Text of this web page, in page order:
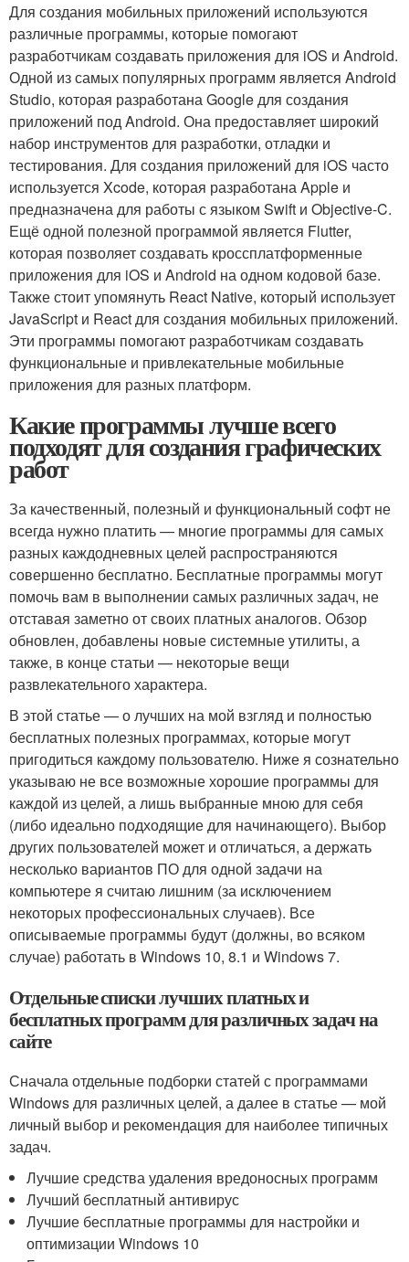
Для создания мобильных приложений используются
различные программы, которые помогают
разработчикам создавать приложения для iOS и Android.
Одной из самых популярных программ является Android
Studio, которая разработана Google для создания
приложений под Android. Она предоставляет широкий
набор инструментов для разработки, отладки и
тестирования. Для создания приложений для iOS часто
используется Xcode, которая разработана Apple и
предназначена для работы с языком Swift и Objective-C.
Ещё одной полезной программой является Flutter,
которая позволяет создавать кроссплатформенные
приложения для iOS и Android на одном кодовой базе.
Также стоит упомянуть React Native, который использует
JavaScript и React для создания мобильных приложений.
Эти программы помогают разработчикам создавать
функциональные и привлекательные мобильные
приложения для разных платформ.
Какие программы лучше всего
подходят для создания графических
работ
За качественный, полезный и функциональный софт не
всегда нужно платить — многие программы для самых
разных каждодневных целей распространяются
совершенно бесплатно. Бесплатные программы могут
помочь вам в выполнении самых различных задач, не
отставая заметно от своих платных аналогов. Обзор
обновлен, добавлены новые системные утилиты, а
также, в конце статьи — некоторые вещи
развлекательного характера.
В этой статье — о лучших на мой взгляд и полностью
бесплатных полезных программах, которые могут
пригодиться каждому пользователю. Ниже я сознательно
указываю не все возможные хорошие программы для
каждой из целей, а лишь выбранные мною для себя
(либо идеально подходящие для начинающего). Выбор
других пользователей может и отличаться, а держать
несколько вариантов ПО для одной задачи на
компьютере я считаю лишним (за исключением
некоторых профессиональных случаев). Все
описываемые программы будут (должны, во всяком
случае) работать в Windows 10, 8.1 и Windows 7.
Отдельные списки лучших платных и
бесплатных программ для различных задач на
сайте
Сначала отдельные подборки статей с программами
Windows для различных целей, а далее в статье — мой
личный выбор и рекомендация для наиболее типичных
задач.
Лучшие средства удаления вредоносных программ
Лучший бесплатный антивирус
Лучшие бесплатные программы для настройки и
оптимизации Windows 10